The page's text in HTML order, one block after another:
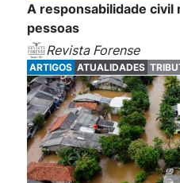
A responsabilidade civil
pessoas
Revista Forense
ARTIGOS ATUALIDADES